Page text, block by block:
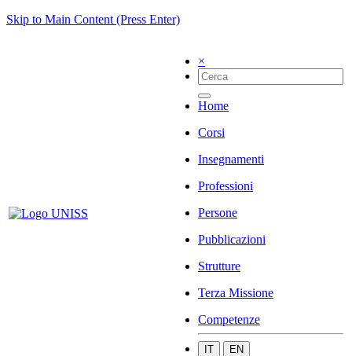
Skip to Main Content (Press Enter)
×
Home
Corsi
Insegnamenti
Professioni
Persone
Pubblicazioni
Strutture
Terza Missione
Competenze
IT EN